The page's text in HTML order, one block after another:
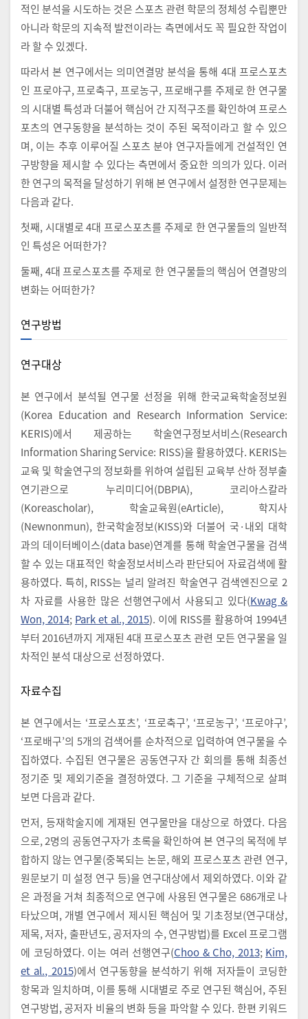
적인 분석을 시도하는 것은 스포츠 관련 학문의 정체성 수립뿐만
아니라 학문의 지속적 발전이라는 측면에서도 꼭 필요한 작업이
라 할 수 있겠다.
따라서 본 연구에서는 의미연결망 분석을 통해 4대 프로스포츠
인 프로야구, 프로축구, 프로농구, 프로배구를 주제로 한 연구물
의 시대별 특성과 더불어 핵심어 간 지적구조를 확인하여 프로스
포츠의 연구동향을 분석하는 것이 주된 목적이라고 할 수 있으
며, 이는 추후 이루어질 스포츠 분야 연구자들에게 건설적인 연
구방향을 제시할 수 있다는 측면에서 중요한 의의가 있다. 이러
한 연구의 목적을 달성하기 위해 본 연구에서 설정한 연구문제는
다음과 같다.
첫째, 시대별로 4대 프로스포츠를 주제로 한 연구물들의 일반적
인 특성은 어떠한가?
둘째, 4대 프로스포츠를 주제로 한 연구물들의 핵심어 연결망의
변화는 어떠한가?
연구방법
연구대상
본 연구에서 분석될 연구물 선정을 위해 한국교육학술정보원
(Korea Education and Research Information Service:
KERIS)에서 제공하는 학술연구정보서비스(Research
Information Sharing Service: RISS)을 활용하였다. KERIS는
교육 및 학술연구의 정보화를 위하여 설립된 교육부 산하 정부출
연기관으로 누리미디어(DBPIA), 코리아스칼라
(Koreascholar), 학술교육원(eArticle), 학지사
(Newnonmun), 한국학술정보(KISS)와 더불어 국·내외 대학
과의 데이터베이스(data base)연계를 통해 학술연구물을 검색
할 수 있는 대표적인 학술정보서비스라 판단되어 자료검색에 활
용하였다. 특히, RISS는 널리 알려진 학술연구 검색엔진으로 2
차 자료를 사용한 많은 선행연구에서 사용되고 있다(Kwag &
Won, 2014; Park et al., 2015). 이에 RISS를 활용하여 1994년
부터 2016년까지 게재된 4대 프로스포츠 관련 모든 연구물을 일
차적인 분석 대상으로 선정하였다.
자료수집
본 연구에서는 ‘프로스포츠’, ‘프로축구’, ‘프로농구’, ‘프로야구’,
‘프로배구’의 5개의 검색어를 순차적으로 입력하여 연구물을 수
집하였다. 수집된 연구물은 공동연구자 간 회의를 통해 최종선
정기준 및 제외기준을 결정하였다. 그 기준을 구체적으로 살펴
보면 다음과 같다.
먼저, 등재학술지에 게재된 연구물만을 대상으로 하였다. 다음
으로, 2명의 공동연구자가 초록을 확인하여 본 연구의 목적에 부
합하지 않는 연구물(중복되는 논문, 해외 프로스포츠 관련 연구,
원문보기 미 설정 연구 등)을 연구대상에서 제외하였다. 이와 같
은 과정을 거쳐 최종적으로 연구에 사용된 연구물은 686개로 나
타났으며, 개별 연구에서 제시된 핵심어 및 기초정보(연구대상,
제목, 저자, 출판년도, 공저자의 수, 연구방법)를 Excel 프로그램
에 코딩하였다. 이는 여러 선행연구(Choo & Cho, 2013; Kim,
et al., 2015)에서 연구동향을 분석하기 위해 저자들이 코딩한
항목과 일치하며, 이를 통해 시대별로 주로 연구된 핵심어, 주된
연구방법, 공저자 비율의 변화 등을 파악할 수 있다. 한편 키워드